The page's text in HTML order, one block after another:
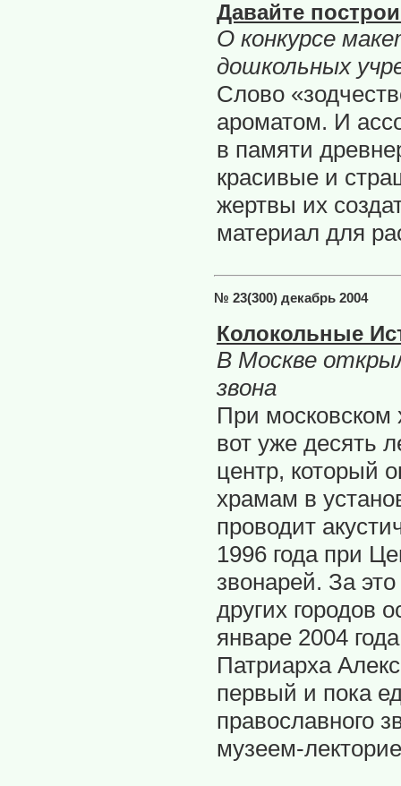
Давайте
О конкурсе
дошкольных
Слово
ароматом. И
в памяти
красивые и
жертвы их
материал для
№ 23(300) декабрь 2004
Колокольные
В Москве
звона
При московском
вот уже десять
центр, который
храмам в
проводит
1996 года при
звонарей. За
других городов
январе 2004
Патриарха
первый и пока
православного
музеем-